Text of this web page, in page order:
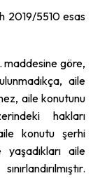
2019/5510 esas
maddesine göre,
aile
aile konutunu
hakları
konutu şerhi
yaşadıkları aile